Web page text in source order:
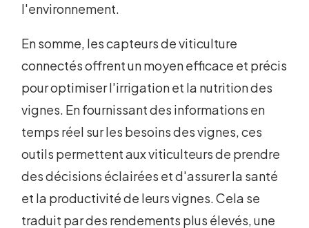
l'environnement.
En somme, les capteurs de viticulture
connectés offrent un moyen efficace et précis
pour optimiser l'irrigation et la nutrition des
vignes. En fournissant des informations en
temps réel sur les besoins des vignes, ces
outils permettent aux viticulteurs de prendre
des décisions éclairées et d'assurer la santé
et la productivité de leurs vignes. Cela se
traduit par des rendements plus élevés, une